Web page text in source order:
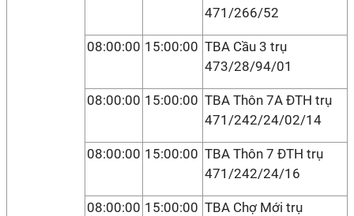
471/266/52
08:00:00 15:00:00 TBA Cầu 3 trụ
473/28/94/01
08:00:00 15:00:00 TBA Thôn 7A ĐTH trụ
471/242/24/02/14
08:00:00 15:00:00 TBA Thôn 7 ĐTH trụ
471/242/24/16
08:00:00 15:00:00 TBA Chợ Mới trụ